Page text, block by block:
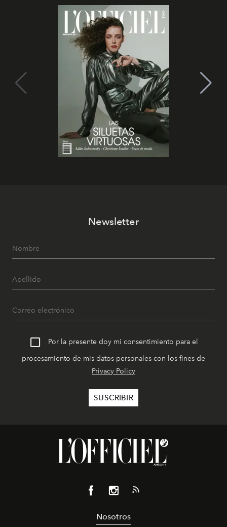
Newsletter
Por la presente doy mi consentimiento para el
procesamiento de mis datos personales con los fines de
Privacy Policy
Nosotros